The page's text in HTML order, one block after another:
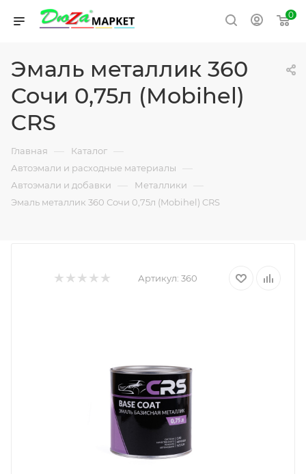
0
Эмаль металлик 360
Сочи 0,75л (Mobihel)
CRS
Главная — Каталог —
Автоэмали и расходные материалы —
Автоэмали и добавки — Металлики —
Эмаль металлик 360 Сочи 0,75л (Mobihel) CRS
Артикул: 360